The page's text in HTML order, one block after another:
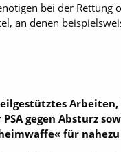
bei der Rettung
an denen
gegen Absturz
für